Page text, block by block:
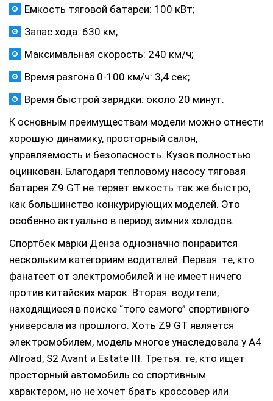
Емкость тяговой батареи: 100 кВт;
Запас хода: 630 км;
Максимальная скорость: 240 км/ч;
Время разгона 0-100 км/ч: 3,4 сек;
Время быстрой зарядки: около 20 минут.
К основным преимуществам модели можно отнести
хорошую динамику, просторный салон,
управляемость и безопасность. Кузов полностью
оцинкован. Благодаря тепловому насосу тяговая
батарея Z9 GT не теряет емкость так же быстро,
как большинство конкурирующих моделей. Это
особенно актуально в период зимних холодов.
Спортбек марки Денза однозначно понравится
нескольким категориям водителей. Первая: те, кто
фанатеет от электромобилей и не имеет ничего
против китайских марок. Вторая: водители,
находящиеся в поиске “того самого” спортивного
универсала из прошлого. Хоть Z9 GT является
электромобилем, модель многое унаследовала у A4
Allroad, S2 Avant и Estate III. Третья: те, кто ищет
просторный автомобиль со спортивным
характером, но не хочет брать кроссовер или